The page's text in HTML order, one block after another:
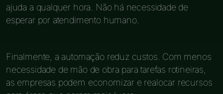
ajuda a qualquer hora. Não há necessidade de
esperar por atendimento humano.
Finalmente, a automação reduz custos. Com menos
necessidade de mão de obra para tarefas rotineiras,
as empresas podem economizar e realocar recursos